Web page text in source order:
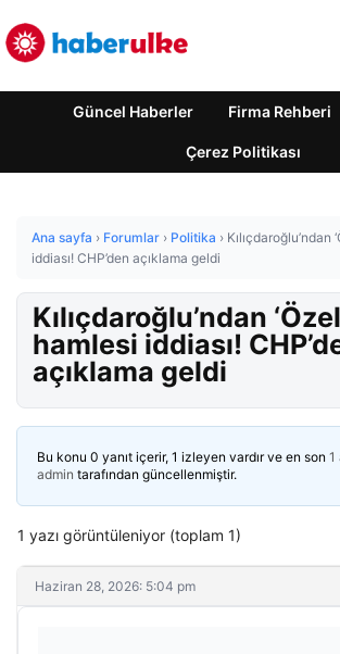
Güncel Haberler Firma Rehberi
Çerez Politikası
Ana sayfa › Forumlar › Politika › Kılıçdaroğlu’ndan
iddiası! CHP’den açıklama geldi
Kılıçdaroğlu’ndan
hamlesi iddiası!
açıklama geldi
Bu konu 0 yanıt içerir, 1 izleyen vardır ve en son 1
admin tarafından güncellenmiştir.
1 yazı görüntüleniyor (toplam 1)
Haziran 28, 2026: 5:04 pm